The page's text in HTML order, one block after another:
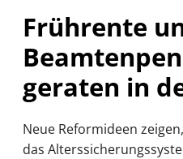
Frührente
geraten in
Neue Reformideen
das